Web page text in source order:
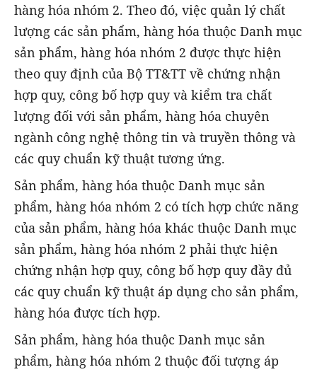
hàng hóa nhóm 2. Theo đó, việc quản lý chất
lượng các sản phẩm, hàng hóa thuộc Danh mục
sản phẩm, hàng hóa nhóm 2 được thực hiện
theo quy định của Bộ TT&TT về chứng nhận
hợp quy, công bố hợp quy và kiểm tra chất
lượng đối với sản phẩm, hàng hóa chuyên
ngành công nghệ thông tin và truyền thông và
các quy chuẩn kỹ thuật tương ứng.
Sản phẩm, hàng hóa thuộc Danh mục sản
phẩm, hàng hóa nhóm 2 có tích hợp chức năng
của sản phẩm, hàng hóa khác thuộc Danh mục
sản phẩm, hàng hóa nhóm 2 phải thực hiện
chứng nhận hợp quy, công bố hợp quy đầy đủ
các quy chuẩn kỹ thuật áp dụng cho sản phẩm,
hàng hóa được tích hợp.
Sản phẩm, hàng hóa thuộc Danh mục sản
phẩm, hàng hóa nhóm 2 thuộc đối tượng áp